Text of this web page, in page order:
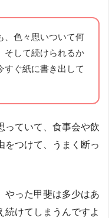
、色々思いついて何
そして続けられるか
すぐ紙に書き出して
っていて、食事会や飲
をつけて、うまく断っ
やった甲斐は多少はあ
続けてしまうんですよ